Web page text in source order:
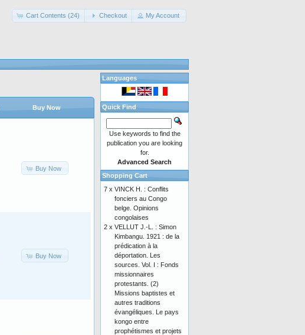
Cart Contents (24) Checkout My Account
Buy Now
Buy Now
Buy Now
Languages
Quick Find
Use keywords to find the
publication you are looking
for.
Advanced Search
Shopping Cart
7 x VINCK H. : Conflits
fonciers au Congo
belge. Opinions
congolaises
2 x VELLUT J.-L. : Simon
Kimbangu. 1921 : de la
prédication à la
déportation. Les
sources. Vol. I : Fonds
missionnaires
protestants. (2)
Missions baptistes et
autres traditions
évangéliques. Le pays
kongo entre
prophétismes et projets